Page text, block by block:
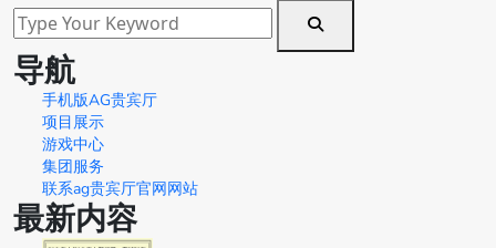
导航
手机版AG贵宾厅
项目展示
游戏中心
集团服务
联系ag贵宾厅官网网站
最新内容